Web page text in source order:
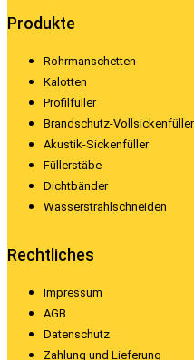
Produkte
Rohrmanschetten
Kalotten
Profilfüller
Brandschutz-Vollsickenfüller
Akustik-Sickenfüller
Füllerstäbe
Dichtbänder
Wasserstrahlschneiden
Rechtliches
Impressum
AGB
Datenschutz
Zahlung und Lieferung